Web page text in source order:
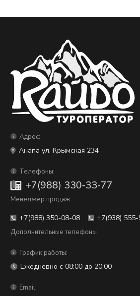
Адрес:
Анапа ул. Крымская 234
Телефоны:
+7(988) 330-33-77
Менеджер продаж
+7(988) 350-08-08 +7(938)
Дополнительные телефоны
График работы:
Ежедневно с 08:00 до 20:00
Email: